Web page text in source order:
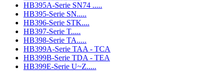
HB395A-Serie SN74 .....
HB395-Serie SN.....
HB396-Serie STK....
HB397-Serie T.....
HB398-Serie TA.....
HB399A-Serie TAA - TCA
HB399B-Serie TDA - TEA
HB399E-Serie U~Z.....